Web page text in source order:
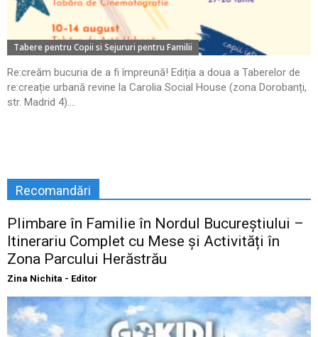
Tabere pentru Copii si Sejururi pentru Familii
Re:creăm bucuria de a fi împreună! Ediția a doua a Taberelor de
re:creație urbană revine la Carolia Social House (zona Dorobanți,
str. Madrid 4)....
Recomandări
Plimbare în Familie în Nordul Bucureștiului –
Itinerariu Complet cu Mese și Activități în
Zona Parcului Herăstrău
Zina Nichita - Editor